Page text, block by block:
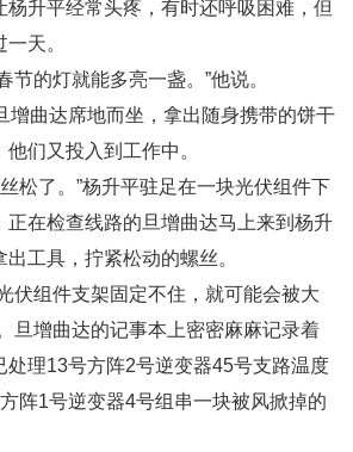
杨升平经常头疼，有时还呼吸困难，但
天。
节的灯就能多亮一盏。”他说。
增曲达席地而坐，拿出随身携带的饼干
们又投入到工作中。
松了。”杨升平驻足在一块光伏组件下
正在检查线路的旦增曲达马上来到杨升
工具，拧紧松动的螺丝。
伏组件支架固定不住，就可能会被大
旦增曲达的记事本上密密麻麻记录着
处理13号方阵2号逆变器45号支路温度
阵1号逆变器4号组串一块被风掀掉的